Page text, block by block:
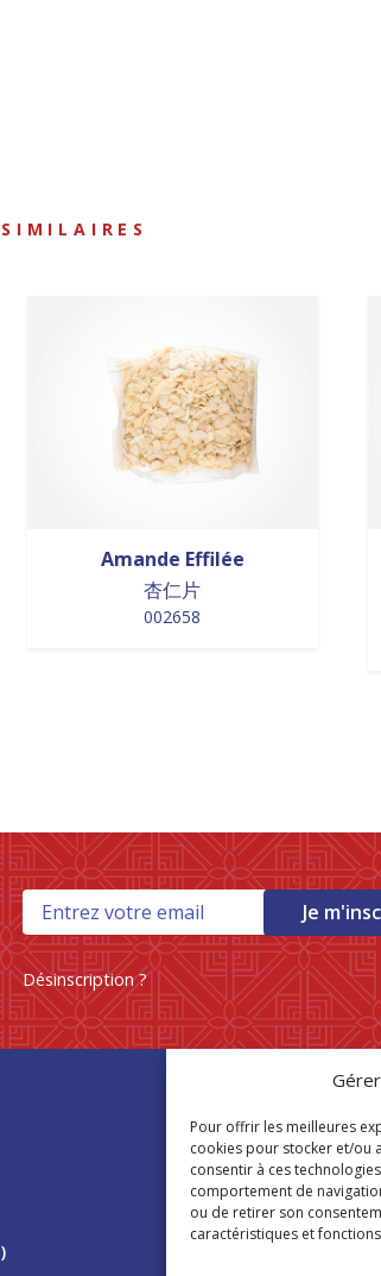
Pour offrir les meilleures
cookies pour stocker et/ou
consentir à ces
comportement de
ou de retirer son
caractéristiques et
Amande Effilée
杏仁片
002658
Je
Désinscription ?
Trouver
magasin
Où nous